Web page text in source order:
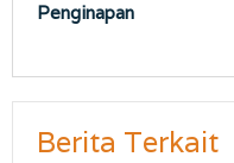
Penginapan
Berita Terkait